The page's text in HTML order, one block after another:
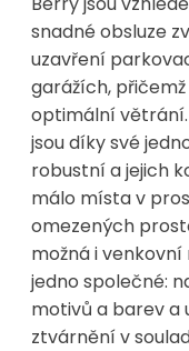
snadné obsluze
uzavření
garážích,
optimální
jsou díky své
robustní a jejich
málo místa v
omezených
možná i
jedno společné:
motivů a barev a
ztvárnění v